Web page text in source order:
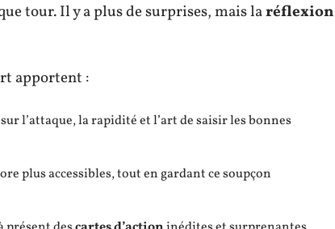
tour. Il y a plus de surprises, mais laréflexion
apportent :
l’attaque, la rapidité et l’art de saisir les bonnes
plus accessibles, tout en gardant ce soupçon